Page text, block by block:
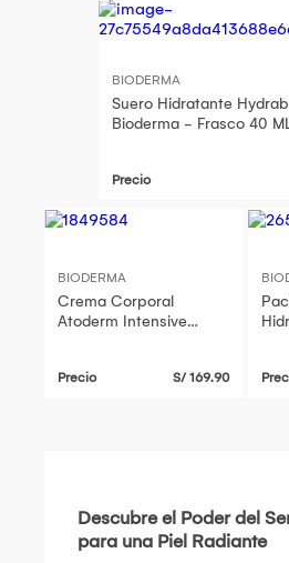
BIODERMA
Suero Hidratante
Bioderma - Frasco 40
Precio
BIODERMA
Crema Corporal
Atoderm Intensive
Precio S/ 169.90
Descubre el Poder del
para una Piel Radiante